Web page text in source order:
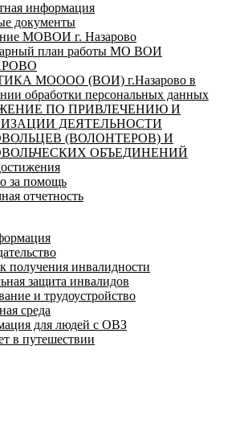
информация
документы
МОВОИ г. Назарово
план работы МО ВОИ
МОООО (ВОИ) г.Назарово в
обработки персональных данных
ПО ПРИВЛЕЧЕНИЮ И
ДЕЯТЕЛЬНОСТИ
(ВОЛОНТЕРОВ) И
ОБЪЕДИНЕНИЙ
за помощь
отчетность
получения инвалидности
защита инвалидов
и трудоустройство
среда
для людей с ОВЗ
в путешествии